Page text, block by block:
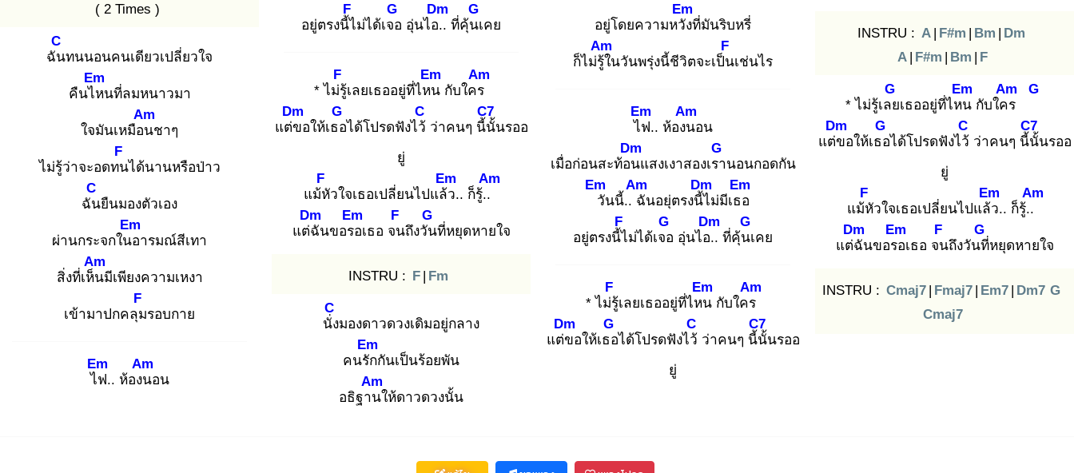
( 2 Times )
ฉัน
C
ทนนอนคนเดียวเปลี่ยวใจ
คืนไห
Em
นที่ลมหนาวมา
ใจมันเหมือน
Am
ชาๆ
ไม่รู้ว่าจะอดทน
F
ได้นานหรือป่าว
ฉัน
C
ยืนมองตัวเอง
ผ่านกระจกในอ
Em
ารมณ์สีเทา
สิ่งที่เห็น
Am
มีเพียงความเหงา
เข้ามาปกคลุม
F
รอบกาย
ไฟ
Em
.. ห้องน
Am
อน
อยู่ตรงนี้ไ
F
ม่ได้เจอ
G
อุ่นไอ..
Dm
ที่คุ้นเ
G
คย
* ไม่รู้
F
เลยเธออยู่ที่ไหน
Em
กับใคร
Am
แต่ข
Dm
อให้เธอ
G
ได้โปรดฟังไว้
C
ว่าคนๆ นี้นั้
C7
นรออ
ยู่
แม้หั
F
วใจเธอเปลี่ยนไปแล้ว
Em
.. ก็รู้..
Am
แต่ฉั
Dm
นขอรอ
Em
เธอ จน
F
ถึงวัน
G
ที่หยุดหายใจ
INSTRU : F | Fm
นั่ง
C
มองดาวดวงเดิมอยู่กลาง
คนรัก
Em
กันเป็นร้อยพัน
อธิฐาน
Am
ให้ดาวดวงนั้น
อยู่โดยความหวัง
Em
ที่มันริบหรี่
ก็ไม่รู้ใ
Am
นวันพรุ่งนี้ชีวิตจะเป็น
F
เช่นไร
ไฟ
Em
.. ห้องน
Am
อน
เมื่อก่อนสะท้อน
Dm
แสงเงาสองเรา
G
นอนกอดกัน
วั
Em
นนี้.. ฉั
Am
นอยุ่ตรงนี้ไ
Dm
ม่มีเธอ
Em
อยู่ตรงนี้ไ
F
ม่ได้เจอ
G
อุ่นไอ..
Dm
ที่คุ้นเ
G
คย
* ไม่รู้
F
เลยเธออยู่ที่ไหน
Em
กับใคร
Am
แต่ข
Dm
อให้เธอ
G
ได้โปรดฟังไว้
C
ว่าคนๆ นี้นั้
C7
นรออ
ยู่
INSTRU : A | F#m | Bm | Dm
A | F#m | Bm | F
* ไม่รู้เลย
G
เธออยู่ที่ไหน
Em
กับใคร
Am G
แต่ข
Dm
อให้เธอ
G
ได้โปรดฟังไว้
C
ว่าคนๆ นี้นั้
C7
นรออ
ยู่
แม้หั
F
วใจเธอเปลี่ยนไปแล้ว
Em
.. ก็รู้..
Am
แต่ฉั
Dm
นขอรอ
Em
เธอ จน
F
ถึงวันที่
G
หยุดหายใจ
INSTRU : Cmaj7 | Fmaj7 | Em7 | Dm7 G
Cmaj7